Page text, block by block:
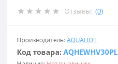
Отзывы: (0)
Производитель:AQUAHOT
Код товара: AQHEWHV30PL